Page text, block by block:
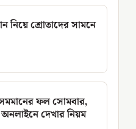
নিয়ে শ্রোতাদের সামনে
ফল সোমবার,
দেখার নিয়ম